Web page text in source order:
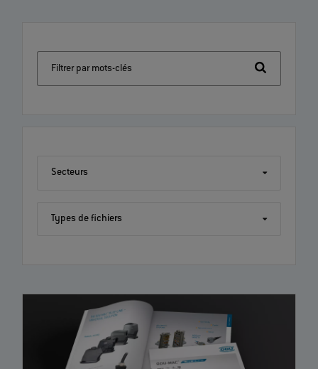
Filtrer par mots-clés
Secteurs
Types de fichiers